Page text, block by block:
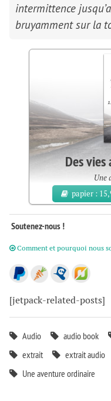
intermittence
bruyamment sur la
Des
Une
papier :
Soutenez-nous !
Comment et pourquoi nous
[jetpack-related-posts]
Audio audio book
extrait
extrait audio
Une aventure ordinaire